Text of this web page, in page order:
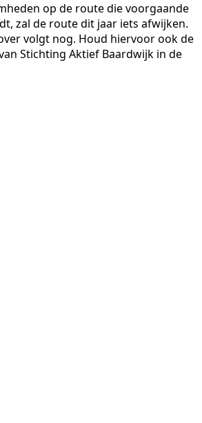
op de route die voorgaande
zal de route dit jaar iets afwijken.
volgt nog. Houd hiervoor ook de
Stichting Aktief Baardwijk in de